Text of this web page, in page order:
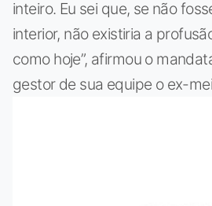
inteiro. Eu sei que, se não
interior, não existiria a
como hoje”, afirmou o
gestor de sua equipe o ex-